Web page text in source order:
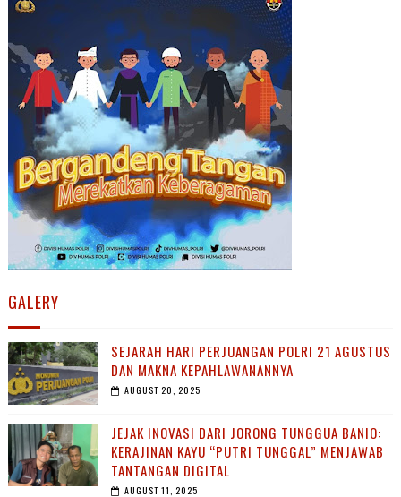
GALERY
SEJARAH HARI PERJUANGAN POLRI 21 AGUSTUS
DAN MAKNA KEPAHLAWANANNYA
AUGUST 20, 2025
JEJAK INOVASI DARI JORONG TUNGGUA BANIO:
KERAJINAN KAYU “PUTRI TUNGGAL” MENJAWAB
TANTANGAN DIGITAL
AUGUST 11, 2025